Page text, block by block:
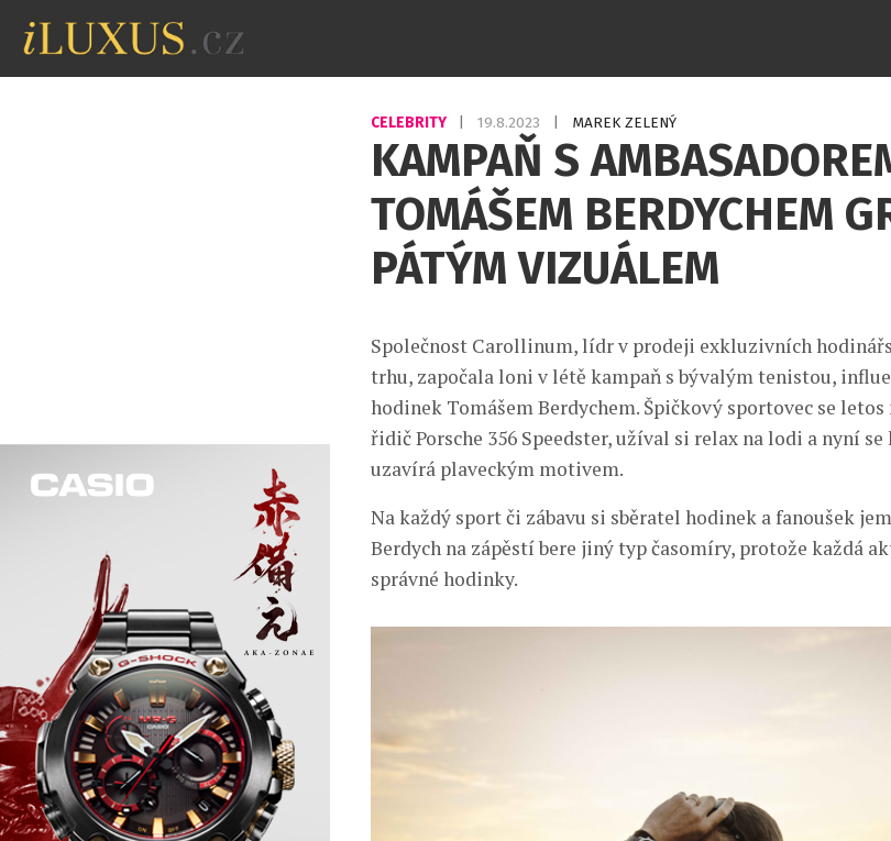
CELEBRITY 19.8.2023 MAREK ZELENÝ
KAMPAŇ S
TOMÁŠEM BERDYCHEM
PÁTÝM VIZUÁLEM
Společnost Carollinum, lídr v prodeji exkluzivních
trhu, započala loni v létě kampaň s bývalým tenistou,
hodinek Tomášem Berdychem. Špičkový sportovec se letos
řidič Porsche 356 Speedster, užíval si relax na lodi a nyní
uzavírá plaveckým motivem.
Na každý sport či zábavu si sběratel hodinek a fanoušek
Berdych na zápěstí bere jiný typ časomíry, protože každá
správné hodinky.